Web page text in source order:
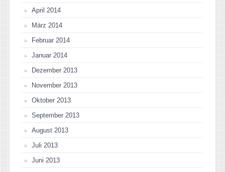
April 2014
März 2014
Februar 2014
Januar 2014
Dezember 2013
November 2013
Oktober 2013
September 2013
August 2013
Juli 2013
Juni 2013